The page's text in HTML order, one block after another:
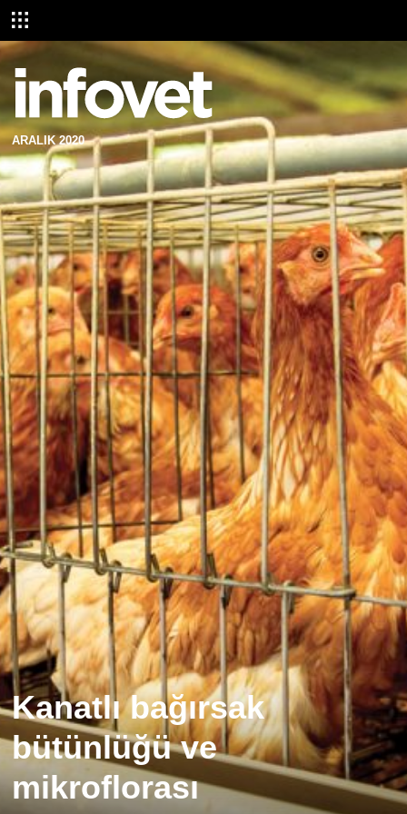
ARALIK 2020
Kanatlı bağırsak
bütünlüğü ve
mikroflorası